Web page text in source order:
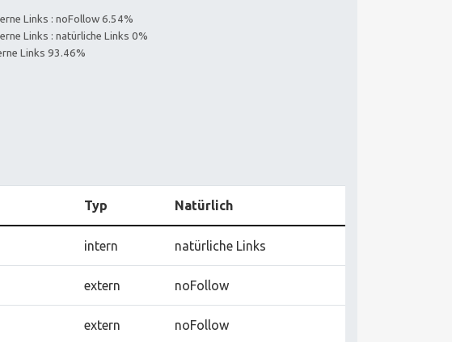
Links : noFollow 6.54%
Links : natürliche Links 0%
Links 93.46%
Typ Natürlich
intern natürliche Links
extern noFollow
extern noFollow